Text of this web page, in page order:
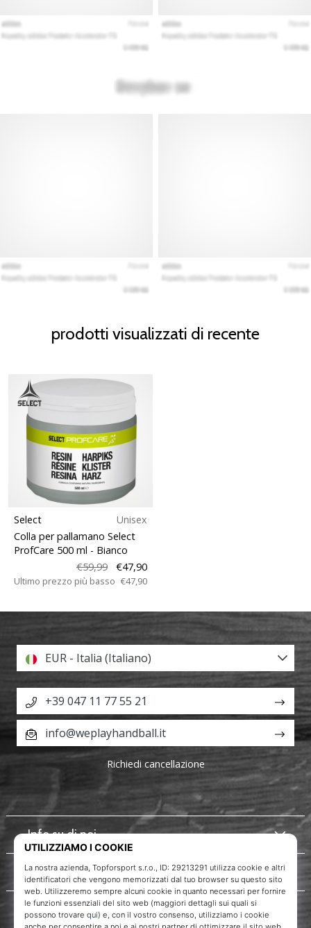
prodotti visualizzati di recente
Select
Unisex
Colla per pallamano Select
ProfCare 500 ml - Bianco
€59,99
€47,90
Ultimo prezzo più basso €47,90
Info su di noi
Servizio clienti
EUR - Italia (Italiano)
+39 047 11 77 55 21
info@weplayhandball.it
Richiedi cancellazione